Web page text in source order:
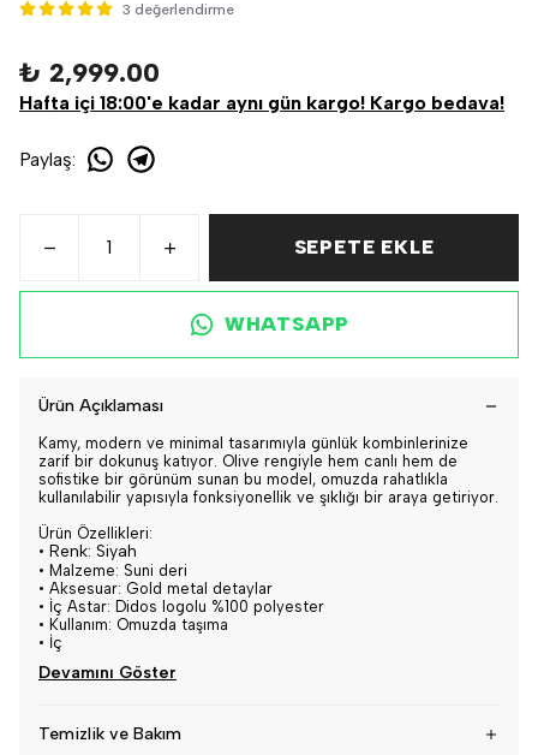
3 değerlendirme
₺ 2,999.00
Hafta içi 18:00'e kadar aynı gün kargo! Kargo bedava!
Paylaş:
SEPETE EKLE
WHATSAPP
Ürün Açıklaması
Kamy, modern ve minimal tasarımıyla günlük kombinlerinize
zarif bir dokunuş katıyor. Olive rengiyle hem canlı hem de
sofistike bir görünüm sunan bu model, omuzda rahatlıkla
kullanılabilir yapısıyla fonksiyonellik ve şıklığı bir araya getiriyor.
Ürün Özellikleri:
• Renk: Siyah
• Malzeme: Suni deri
• Aksesuar: Gold metal detaylar
• İç Astar: Didos logolu %100 polyester
• Kullanım: Omuzda taşıma
• İç
Devamını Göster
Temizlik ve Bakım